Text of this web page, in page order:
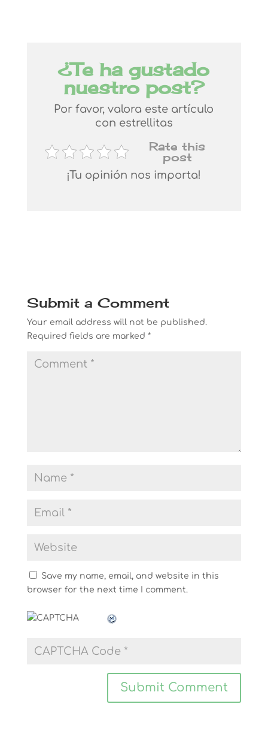
¿Te ha gustado
nuestro post?
Por favor, valora este artículo
con estrellitas
Rate this
post
¡Tu opinión nos importa!
Submit a Comment
Your email address will not be published.
Required fields are marked *
Save my name, email, and website in this
browser for the next time I comment.